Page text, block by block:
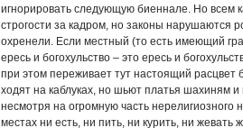
игнорировать следующую биеннале. Но всем
строгости за кадром, но законы нарушаются
охренели. Если местный (то есть имеющий
ересь и богохульство – это ересь и
при этом переживает тут настоящий расцвет
ходят на каблуках, но шьют платья шахиням
несмотря на огромную часть
местах ни есть, ни пить, ни курить, ни жевать